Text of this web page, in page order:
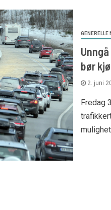
GENERELLE
bør
2. juni
Fredag
mulighet